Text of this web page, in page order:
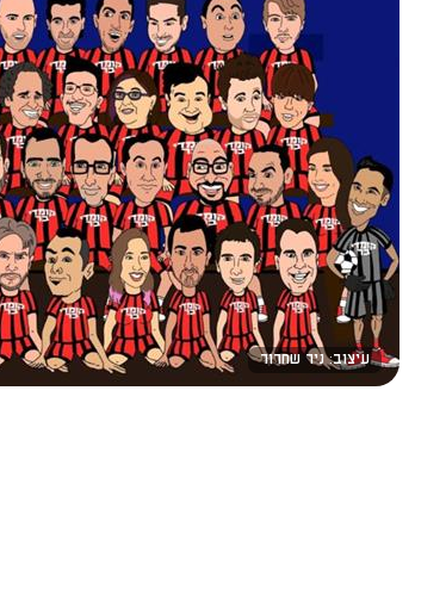
עיצוב: ניר שחרור